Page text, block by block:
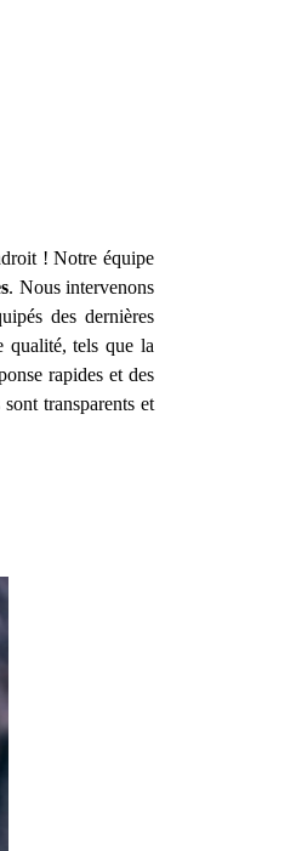
! Notre équipe
. Nous intervenons
des dernières
qualité, tels que la
rapides et des
transparents et